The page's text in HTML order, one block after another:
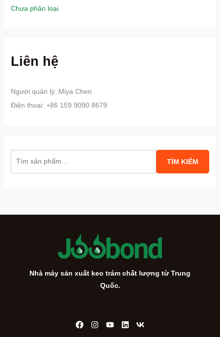
Chưa phân loại
Liên hệ
Người quản lý: Miya Chen
Điện thoại: +86 159 9090 8679
TÌM KIẾM
Nhà máy sản xuất keo trám chất lượng từ Trung
Quốc.